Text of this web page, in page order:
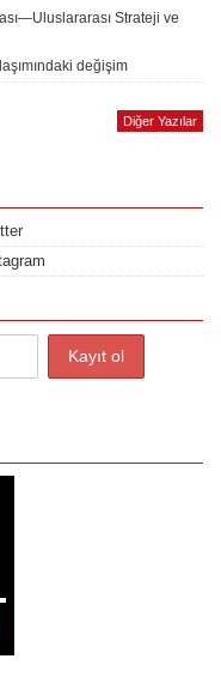
Strateji ve
değişim
Diğer Yazılar